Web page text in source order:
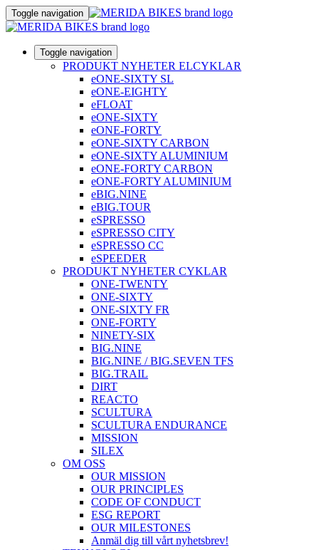
Toggle navigation
Toggle navigation
PRODUKT NYHETER ELCYKLAR
eONE-SIXTY SL
eONE-EIGHTY
eFLOAT
eONE-SIXTY
eONE-FORTY
eONE-SIXTY CARBON
eONE-SIXTY ALUMINIUM
eONE-FORTY CARBON
eONE-FORTY ALUMINIUM
eBIG.NINE
eBIG.TOUR
eSPRESSO
eSPRESSO CITY
eSPRESSO CC
eSPEEDER
PRODUKT NYHETER CYKLAR
ONE-TWENTY
ONE-SIXTY
ONE-SIXTY FR
ONE-FORTY
NINETY-SIX
BIG.NINE
BIG.NINE / BIG.SEVEN TFS
BIG.TRAIL
DIRT
REACTO
SCULTURA
SCULTURA ENDURANCE
MISSION
SILEX
OM OSS
OUR MISSION
OUR PRINCIPLES
CODE OF CONDUCT
ESG REPORT
OUR MILESTONES
Anmäl dig till vårt nyhetsbrev!